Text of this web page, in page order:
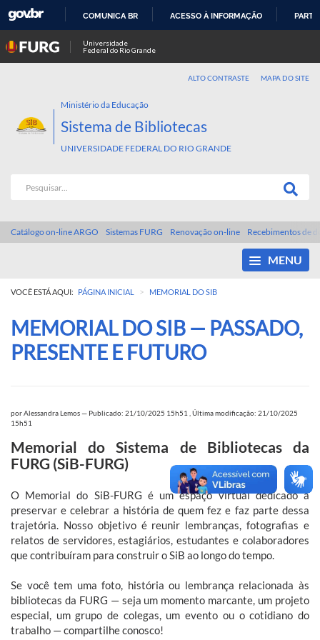
COMUNICA BR ACESSO À INFORMAÇÃO
Universidade
Federal do Rio Grande
ALTO CONTRASTE MAPA DO SITE
Ministério da Educação
Sistema de Bibliotecas
UNIVERSIDADE FEDERAL DO RIO GRANDE
Catálogo on-line ARGO Sistemas FURG Renovação on-line Recebimentos de
MENU
VOCÊ ESTÁ AQUI: PÁGINA INICIAL > MEMORIAL DO SIB
MEMORIAL DO SIB — PASSADO,
PRESENTE E FUTURO
porAlessandra Lemos— Publicado: 21/10/2025 15h51
Última modificação: 21/10/2025
15h51
Memorial do Sistema de Bibliotecas da
FURG (SiB-FURG)
O Memorial do SiB-FURG é um espaço virtual dedicado a
preservar e celebrar a história de quem fez e faz parte dessa
trajetória. Nosso objetivo é reunir lembranças, fotografias e
relatos de servidores, estagiários, estudantes e colaboradores
que contribuíram para construir o SiB ao longo do tempo.
Se você tem uma foto, história ou lembrança relacionada às
bibliotecas da FURG — seja um momento marcante, um projeto
especial, um grupo de colegas, um evento ou o cotidiano do
trabalho — compartilhe conosco!